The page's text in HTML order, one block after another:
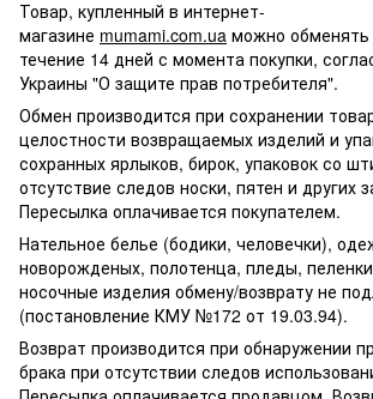
Товар, купленный в интернет-
магазине mumami.com.ua можно обменять
течение 14 дней с момента покупки,
Украины "О защите прав потребителя".
Обмен производится при сохранении
целостности возвращаемых изделий и
сохранных ярлыков, бирок, упаковок со
отсутствие следов носки, пятен и других
Пересылка оплачивается покупателем.
Нательное белье (бодики, человечки),
новорожденых, полотенца, пледы,
носочные изделия обмену/возврату не
(постановление КМУ №172 от 19.03.94).
Возврат производится при обнаружении
брака при отсутствии следов